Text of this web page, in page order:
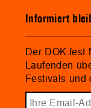
Informiert
Der DOK.fest
Laufenden
Festivals und